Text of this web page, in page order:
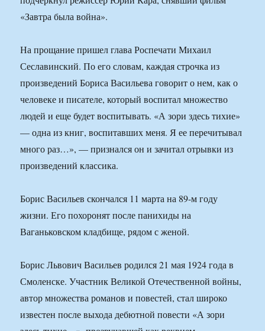
«Завтра была война».
На прощание пришел глава Роспечати Михаил
Сеславинский. По его словам, каждая строчка из
произведений Бориса Васильева говорит о нем, как о
человеке и писателе, который воспитал множество
людей и еще будет воспитывать. «А зори здесь тихие»
— одна из книг, воспитавших меня. Я ее перечитывал
много раз…», — признался он и зачитал отрывки из
произведений классика.
Борис Васильев скончался 11 марта на 89-м году
жизни. Его похоронят после панихиды на
Ваганьковском кладбище, рядом с женой.
Борис Львович Васильев родился 21 мая 1924 года в
Смоленске. Участник Великой Отечественной войны,
автор множества романов и повестей, стал широко
известен после выхода дебютной повести «А зори